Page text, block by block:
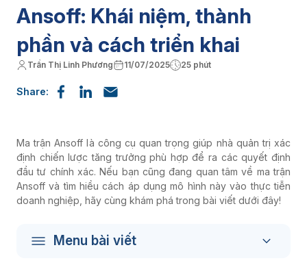
Ansoff: Khái niệm, thành
phần và cách triển khai
Trần Thị Linh Phương 11/07/2025 25 phút
Share:
Ma trận Ansoff là công cụ quan trọng giúp nhà quản trị xác
định chiến lược tăng trưởng phù hợp để ra các quyết định
đầu tư chính xác. Nếu bạn cũng đang quan tâm về ma trận
Ansoff và tìm hiều cách áp dụng mô hình này vào thực tiễn
doanh nghiệp, hãy cùng khám phá trong bài viết dưới đây!
Menu bài viết